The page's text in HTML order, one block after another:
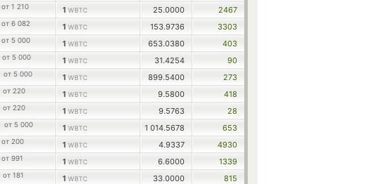
от 1 210 1 WBTC 25.0000
2467
от 6 082 1 WBTC 153.9736
3303
от 5 000 1 WBTC 653.0380
403
от 5 000 1 WBTC 31.4254
90
от 5 000 1 WBTC 899.5400
273
от 220 1 WBTC 9.5800
418
от 220 1 WBTC 9.5763
28
от 5 000 1 WBTC 1 014.5678
653
от 200 1 WBTC 4.9337
4930
от 991 1 WBTC 6.6000
1339
от 181 1 WBTC 33.0000
815